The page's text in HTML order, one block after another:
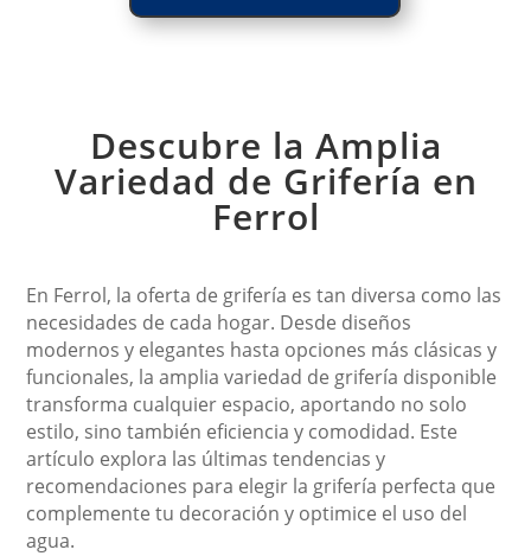
Descubre la Amplia
Variedad de Grifería en
Ferrol
En Ferrol, la oferta de grifería es tan diversa como las
necesidades de cada hogar. Desde diseños
modernos y elegantes hasta opciones más clásicas y
funcionales, la amplia variedad de grifería disponible
transforma cualquier espacio, aportando no solo
estilo, sino también eficiencia y comodidad. Este
artículo explora las últimas tendencias y
recomendaciones para elegir la grifería perfecta que
complemente tu decoración y optimice el uso del
agua.